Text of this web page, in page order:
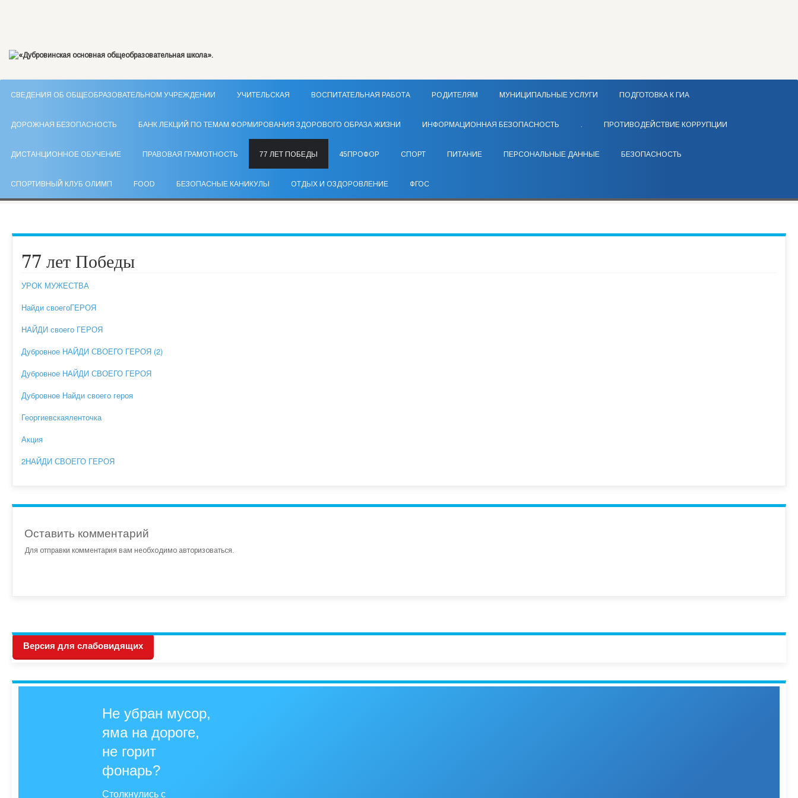
СВЕДЕНИЯ ОБ ОБЩЕОБРАЗОВАТЕЛЬНОМ УЧРЕЖДЕНИИ УЧИТЕЛЬСКАЯ ВОСПИТАТЕЛЬНАЯ РАБОТА РОДИТЕЛЯМ МУНИЦИПАЛЬНЫЕ УСЛУГИ ПОДГОТОВКА К ГИА
ДОРОЖНАЯ БЕЗОПАСНОСТЬ БАНК ЛЕКЦИЙ ПО ТЕМАМ ФОРМИРОВАНИЯ ЗДОРОВОГО ОБРАЗА ЖИЗНИ ИНФОРМАЦИОННАЯ БЕЗОПАСНОСТЬ ПРОТИВОДЕЙСТВИЕ КОРРУПЦИИ
ДИСТАНЦИОННОЕ ОБУЧЕНИЕ ПРАВОВАЯ ГРАМОТНОСТЬ 77 ЛЕТ ПОБЕДЫ 45ПРОФОР СПОРТ ПИТАНИЕ ПЕРСОНАЛЬНЫЕ ДАННЫЕ БЕЗОПАСНОСТЬ
СПОРТИВНЫЙ КЛУБ ОЛИМП FOOD БЕЗОПАСНЫЕ КАНИКУЛЫ ОТДЫХ И ОЗДОРОВЛЕНИЕ ФГОС
77 лет Победы
УРОК МУЖЕСТВА
Найди своегоГЕРОЯ
НАЙДИ своего ГЕРОЯ
Дубровное НАЙДИ СВОЕГО ГЕРОЯ (2)
Дубровное НАЙДИ СВОЕГО ГЕРОЯ
Дубровное Найди своего героя
Георгиевскаяленточка
Акция
2НАЙДИ СВОЕГО ГЕРОЯ
Оставить комментарий
Для отправки комментария вам необходимо авторизоваться
Версия для слабовидящих
Не убран мусор,
яма на дороге,
не горит
фонарь?
Столкнулись с